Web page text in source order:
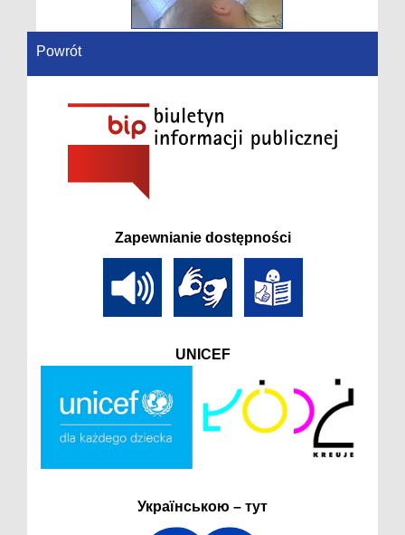
Powrót
Zapewnianie dostępności
UNICEF
Українською – тут